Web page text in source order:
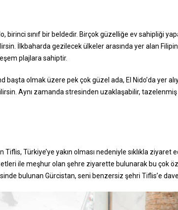
birinci sınıf bir beldedir. Birçok güzelliğe ev sahipliği
İlkbaharda gezilecek ülkeler arasında yer alan
plajlara sahiptir.
başta olmak üzere pek çok güzel ada, El Nido’da yer
Aynı zamanda stresinden uzaklaşabilir,
Tiflis, Türkiye’ye yakın olması nedeniyle sıklıkla ziyaret
ile meşhur olan şehre ziyarette bulunarak bu çok
bulunan Gürcistan, seni benzersiz şehri Tiflis’e